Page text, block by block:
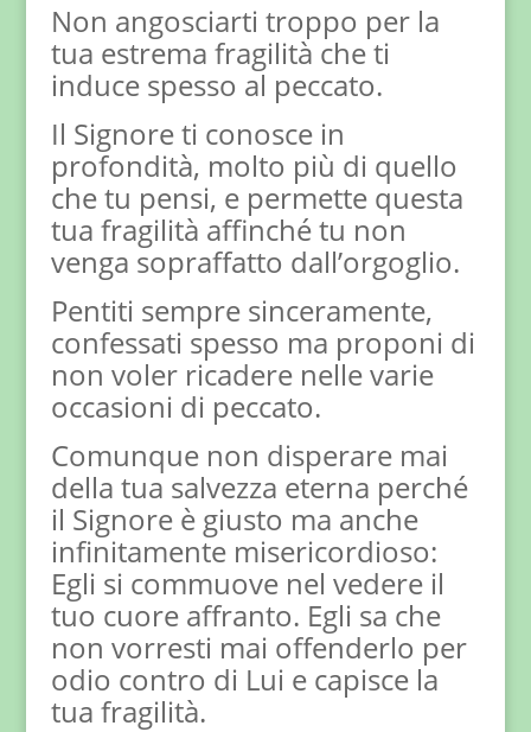
Non angosciarti troppo per la
tua estrema fragilità che ti
induce spesso al peccato.
Il Signore ti conosce in
profondità, molto più di quello
che tu pensi, e permette questa
tua fragilità affinché tu non
venga sopraffatto dall’orgoglio.
Pentiti sempre sinceramente,
confessati spesso ma proponi di
non voler ricadere nelle varie
occasioni di peccato.
Comunque non disperare mai
della tua salvezza eterna perché
il Signore è giusto ma anche
infinitamente misericordioso:
Egli si commuove nel vedere il
tuo cuore affranto. Egli sa che
non vorresti mai offenderlo per
odio contro di Lui e capisce la
tua fragilità.